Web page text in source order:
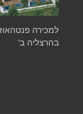
למכירה פנטהאוז
בהרצליה ב'